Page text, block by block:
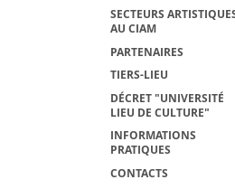
SECTEURS
AU CIAM
PARTENAIRES
TIERS-LIEU
DÉCRET "UNIVERSITÉ
LIEU DE CULTURE"
INFORMATIONS
PRATIQUES
CONTACTS